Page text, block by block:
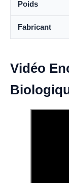
Poids
Fabricant
Vidéo